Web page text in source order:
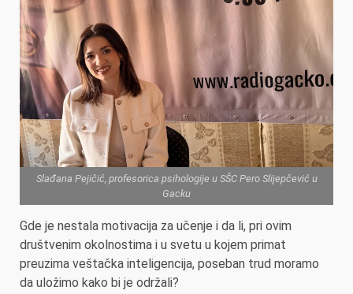
Slađana Pejičić, profesorica psihologije u SŠC Pero Slijepčević u
Gacku
Gde je nestala motivacija za učenje i da li, pri ovim
društvenim okolnostima i u svetu u kojem primat
preuzima veštačka inteligencija, poseban trud moramo
da uložimo kako bi je održali?